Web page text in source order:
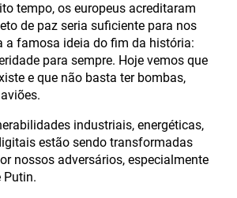
tempo, os europeus acreditaram
de paz seria suficiente para nos
a famosa ideia do fim da história:
para sempre. Hoje vemos que
e que não basta ter bombas,
industriais, energéticas,
estão sendo transformadas
nossos adversários, especialmente
Putin.